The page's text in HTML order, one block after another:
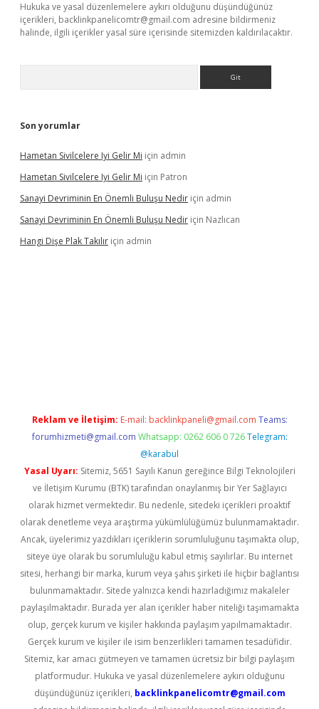
Hukuka ve yasal düzenlemelere aykırı olduğunu düşündüğünüz
içerikleri, backlinkpanelicomtr@gmail.com adresine bildirmeniz
halinde, ilgili içerikler yasal süre içerisinde sitemizden kaldırılacaktır.
Son yorumlar
Hametan Sivilcelere Iyi Gelir Mi için admin
Hametan Sivilcelere Iyi Gelir Mi için Patron
Sanayi Devriminin En Önemli Buluşu Nedir için admin
Sanayi Devriminin En Önemli Buluşu Nedir için Nazlıcan
Hangi Dişe Plak Takılır için admin
Reklam ve İletişim: E-mail: backlinkpaneli@gmail.com Teams:
forumhizmeti@gmail.com Whatsapp: 0262 606 0 726 Telegram:
@karabul
Yasal Uyarı: Sitemiz, 5651 Sayılı Kanun gereğince Bilgi Teknolojileri
ve İletişim Kurumu (BTK) tarafından onaylanmış bir Yer Sağlayıcı
olarak hizmet vermektedir. Bu nedenle, sitedeki içerikleri proaktif
olarak denetleme veya araştırma yükümlülüğümüz bulunmamaktadır.
Ancak, üyelerimiz yazdıkları içeriklerin sorumluluğunu taşımakta olup,
siteye üye olarak bu sorumluluğu kabul etmiş sayılırlar. Bu internet
sitesi, herhangi bir marka, kurum veya şahıs şirketi ile hiçbir bağlantısı
bulunmamaktadır. Sitede yalnızca kendi hazırladığımız makaleler
paylaşılmaktadır. Burada yer alan içerikler haber niteliği taşımamakta
olup, gerçek kurum ve kişiler hakkında paylaşım yapılmamaktadır.
Gerçek kurum ve kişiler ile isim benzerlikleri tamamen tesadüfidir.
Sitemiz, kar amacı gütmeyen ve tamamen ücretsiz bir bilgi paylaşım
platformudur. Hukuka ve yasal düzenlemelere aykırı olduğunu
düşündüğünüz içerikleri, backlinkpanelicomtr@gmail.com